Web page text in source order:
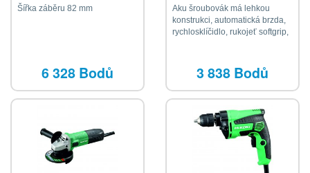
Šířka záběru 82 mm
6 328 Bodů
Aku šroubovák má lehkou
konstrukci, automatická brzda,
rychlosklíčidlo, rukojeť softgrip,
součástí těla, 2x baterie 2,0 Ah,
nabíječka, kufr
3 838 Bodů